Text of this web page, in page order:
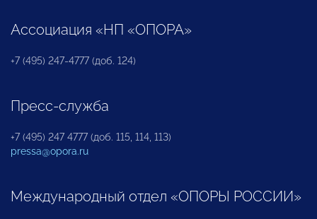
Ассоциация «НП «ОПОРА»
+7 (495) 247-4777 (доб. 124)
Пресс-служба
+7 (495) 247 4777 (доб. 115, 114, 113)
pressa@opora.ru
Международный отдел «ОПОРЫ РОССИИ»